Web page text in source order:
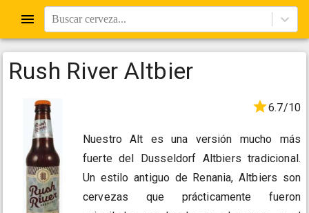
Buscar cerveza...
Rush River Altbier
6.7/10
Nuestro Alt es una versión mucho más
fuerte del Dusseldorf Altbiers tradicional.
Un estilo antiguo de Renania, Altbiers son
cervezas que prácticamente fueron